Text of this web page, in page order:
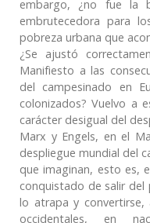
embargo, ¿no fue la
embrutecedora para
pobreza urbana que
¿Se ajustó
Manifiesto a las
del campesinado en
colonizados? Vuelvo a
carácter desigual del
Marx y Engels, en el
despliegue mundial del
que imaginan, esto es,
conquistado de salir
lo atrapa y
occidentales, en